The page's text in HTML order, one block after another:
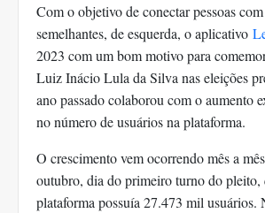
Com o objetivo de conectar pessoas
semelhantes, de esquerda, o aplicativo
2023 com um bom motivo para
Luiz Inácio Lula da Silva nas eleições
ano passado colaborou com o aumento
no número de usuários na plataforma.
O crescimento vem ocorrendo mês a
outubro, dia do primeiro turno do pleito,
plataforma possuía 27.473 mil usuários.